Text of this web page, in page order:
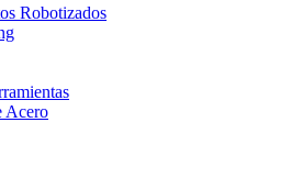
Robotizados
Acero